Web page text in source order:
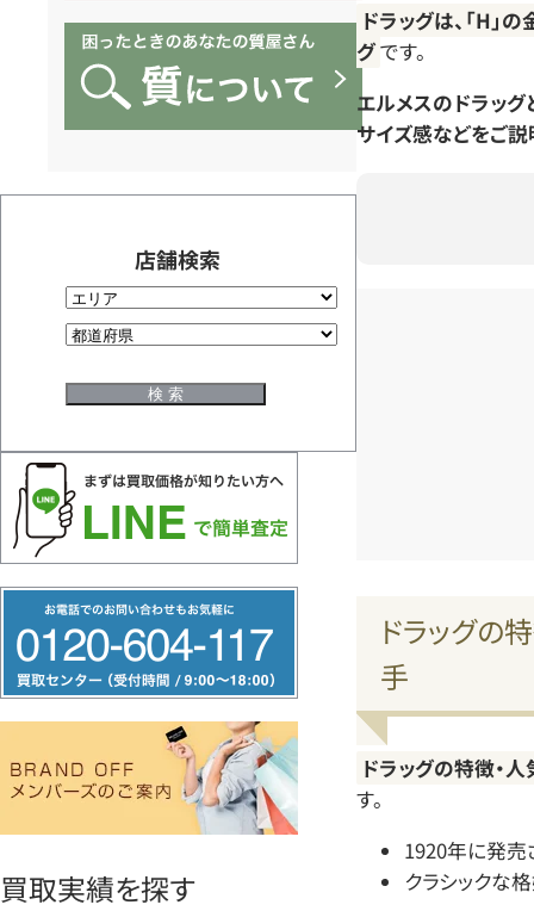
店舗検索
リ
ー
ヤ
買取実績を探す
ドラッグは、「H」
グです。
エルメスのドラッ
サイズ感などをご説
ドラッグの
手
ドラッグの特徴・
す。
1920年に発売
クラシックな